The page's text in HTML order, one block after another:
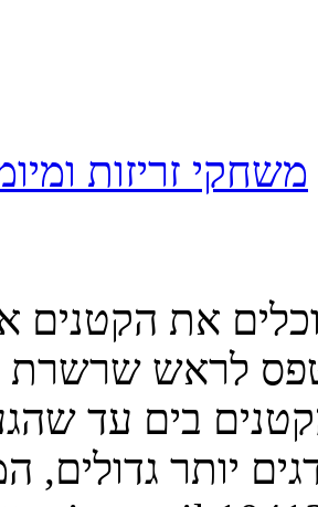
משחקי זריזות
את הקטנים
לראש שרשרת
בים עד
יותר גדולים,